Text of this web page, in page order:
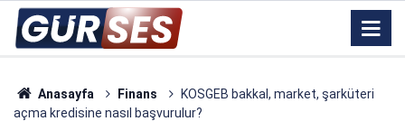
Anasayfa Finans
KOSGEB bakkal, market, şarküteri
açma kredisine nasıl başvurulur?